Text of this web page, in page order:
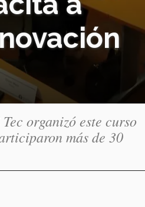
organizó este curso
más de 30